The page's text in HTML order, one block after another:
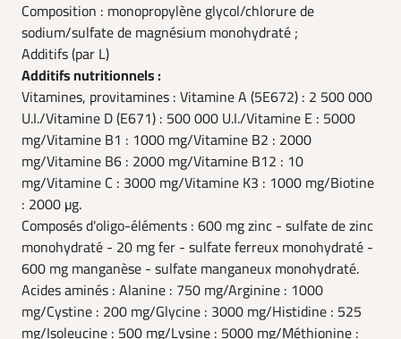
Composition : monopropylène glycol/chlorure de
sodium/sulfate de magnésium monohydraté ;
Additifs (par L)
Additifs nutritionnels :
Vitamines, provitamines : Vitamine A (5E672) : 2 500 000
U.I./Vitamine D (E671) : 500 000 U.I./Vitamine E : 5000
mg/Vitamine B1 : 1000 mg/Vitamine B2 : 2000
mg/Vitamine B6 : 2000 mg/Vitamine B12 : 10
mg/Vitamine C : 3000 mg/Vitamine K3 : 1000 mg/Biotine
: 2000 µg.
Composés d'oligo-éléments : 600 mg zinc - sulfate de zinc
monohydraté - 20 mg fer - sulfate ferreux monohydraté -
600 mg manganèse - sulfate manganeux monohydraté.
Acides aminés : Alanine : 750 mg/Arginine : 1000
mg/Cystine : 200 mg/Glycine : 3000 mg/Histidine : 525
mg/Isoleucine : 500 mg/Lysine : 5000 mg/Méthionine :